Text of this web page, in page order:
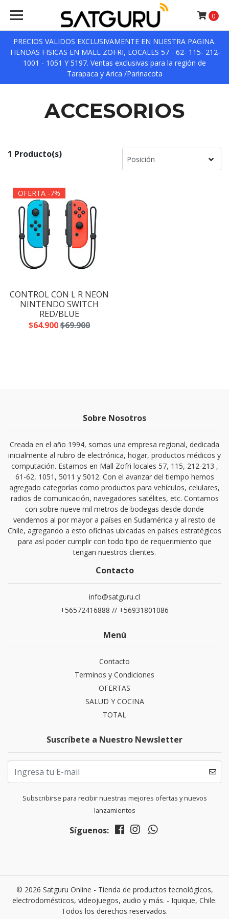
PRECIOS VALIDOS EXCLUSIVAMENTE EN NUESTRA PAGINA.
TIENDAS FISICAS EN MALL ZOFRI, LOCALES 57 - 62- 115- 212-
1001 - 1051 Y 5197. Ventas exclusivas para la región de
Tarapaca y Arica /Parinacota
0
ACCESORIOS
1 Producto(s)
OFERTA -7%
CONTROL CON L R NEON
NINTENDO SWITCH
RED/BLUE
$64.900$69.900
Sobre Nosotros
Creada en el año 1994, somos una empresa regional, dedicada
inicialmente al rubro de electrónica, hogar, productos médicos y
computación. Estamos en Mall Zofri locales 57, 115, 212-213 ,
61-62, 1051, 5011 y 5012. Con el avanzar del tiempo hemos
agregado categorías como productos para vehículos, celulares,
radios de comunicación, navegadores satélites, etc. Contamos
con sobre nueve mil metros de bodegas desde donde
vendemos al por mayor a países en Sudamérica y al resto de
Chile, agregando a esto oficinas ubicadas en países estratégicos
para así poder cumplir con todo tipo de requerimiento que
tengan nuestros clientes.
Contacto
info@satguru.cl
+56572416888 // +56931801086
Menú
Contacto
Terminos y Condiciones
OFERTAS
SALUD Y COCINA
TOTAL
Suscríbete a Nuestro Newsletter
Subscribirse para recibir nuestras mejores ofertas y nuevos
lanzamientos
Síguenos:
© 2026 Satguru Online - Tienda de productos tecnológicos,
electrodomésticos, videojuegos, audio y más. - Iquique, Chile.
Todos los derechos reservados.